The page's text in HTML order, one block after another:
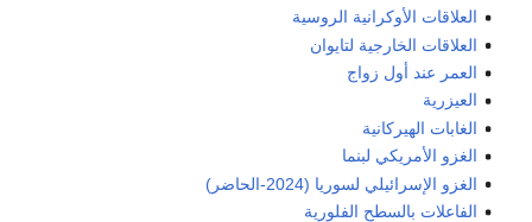
العلاقات الأوكرانية الروسية
العلاقات الخارجية لتايوان
العمر عند أول زواج
العيزرية
الغابات الهيركانية
الغزو الأمريكي لبنما
الغزو الإسرائيلي لسوريا (2024-الحاضر)
الفاعلات بالسطح الفلورية